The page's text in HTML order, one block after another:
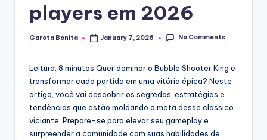
players em 2026
Posted
Garota Bonita January 7, 2026 No Comments
Leitura: 8 minutos Quer dominar o Bubble Shooter King e
transformar cada partida em uma vitória épica? Neste
artigo, você vai descobrir os segredos, estratégias e
tendências que estão moldando o meta desse clássico
viciante. Prepare-se para elevar seu gameplay e
surpreender a comunidade com suas habilidades de